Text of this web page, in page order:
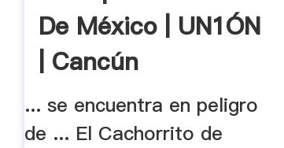
De México | UN1ÓN
| Cancún
... se encuentra en peligro
de ... El Cachorrito de